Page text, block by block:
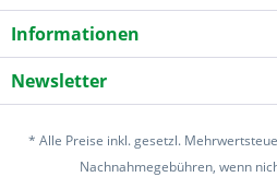
Informationen
Newsletter
* Alle Preise inkl. gesetzl.
Nachnahmegebühren, wenn